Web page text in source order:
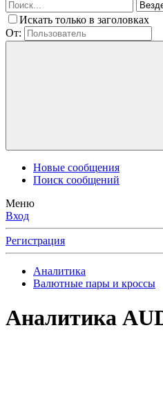
Искать только в заголовках
От:
Новые сообщения
Поиск сообщений
Меню
Вход
Регистрация
Аналитика
Валютные пары и кроссы
Аналитика